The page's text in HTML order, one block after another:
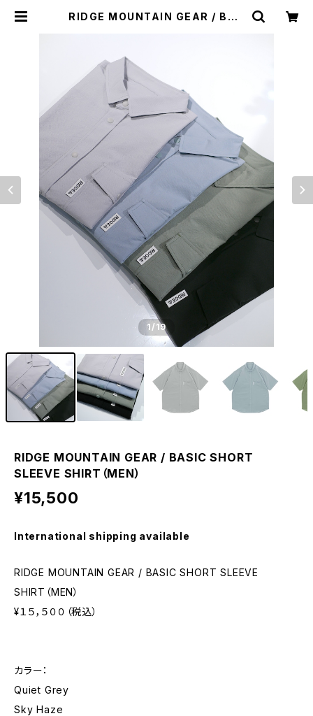
RIDGE MOUNTAIN GEAR / BAS
1/19
RIDGE MOUNTAIN GEAR / BASIC SHORT
SLEEVE SHIRT（MEN）
¥15,500
International shipping available
RIDGE MOUNTAIN GEAR / BASIC SHORT SLEEVE
SHIRT（MEN）
¥１５，５００（税込）
カラー：
Quiet Grey
Sky Haze